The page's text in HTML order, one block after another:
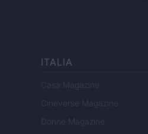
ITALIA
Casa Magazine
Cineverse Magazine
Donne Magazine